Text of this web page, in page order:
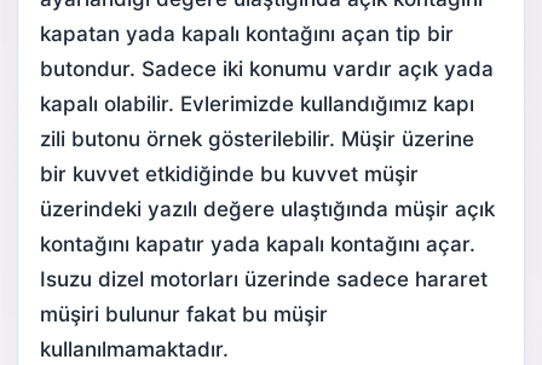
kapatan yada kapalı kontağını açan tip bir
butondur. Sadece iki konumu vardır açık yada
kapalı olabilir. Evlerimizde kullandığımız kapı
zili butonu örnek gösterilebilir. Müşir üzerine
bir kuvvet etkidiğinde bu kuvvet müşir
üzerindeki yazılı değere ulaştığında müşir açık
kontağını kapatır yada kapalı kontağını açar.
Isuzu dizel motorları üzerinde sadece hararet
müşiri bulunur fakat bu müşir
kullanılmamaktadır.